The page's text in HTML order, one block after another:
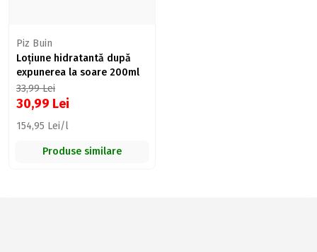
Piz Buin
Loțiune hidratantă după
expunerea la soare 200ml
33,99Lei
30,99 Lei
154,95 Lei/l
Produse similare